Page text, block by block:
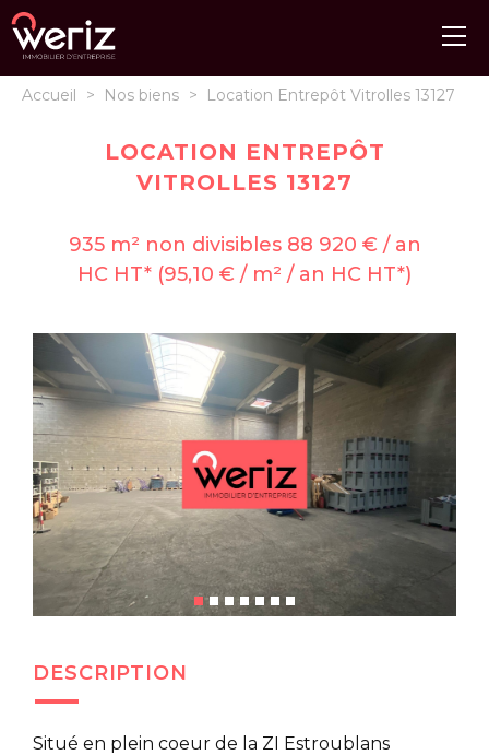
Accueil > Nos biens > Location Entrepôt Vitrolles 13127
LOCATION ENTREPÔT
VITROLLES 13127
935 m² non divisibles 88 920 € / an
HC HT* (95,10 € / m² / an HC HT*)
DESCRIPTION
Situé en plein coeur de la ZI Estroublans